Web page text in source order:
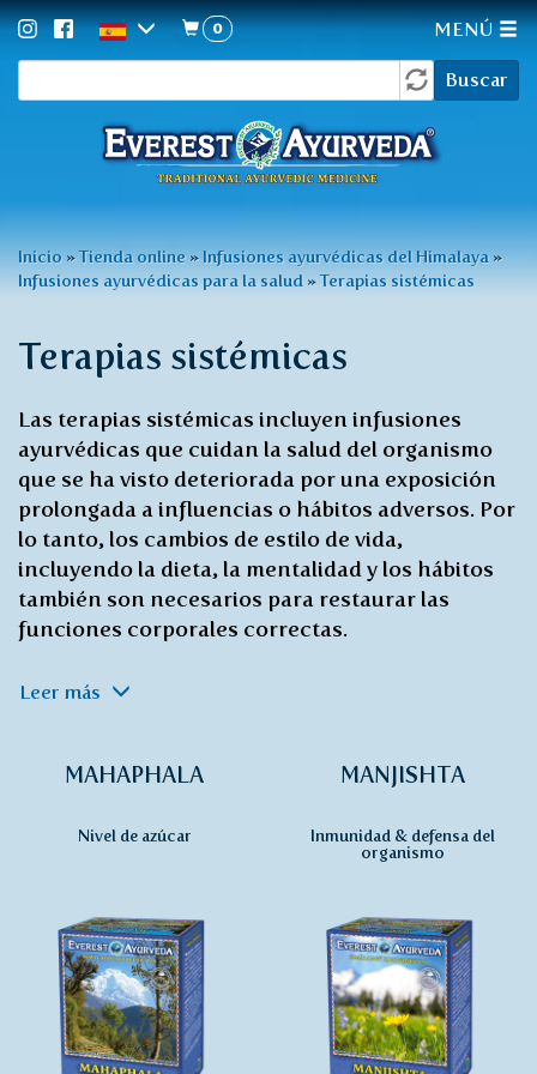
de
búsqueda
Buscar
0 MENÚ
Usted
está
Inicio »Tienda online »Infusiones ayurvédicas del Himalaya »
Infusiones ayurvédicas para la salud »Terapias sistémicas
Terapias sistémicas
Las terapias sistémicas incluyen infusiones
ayurvédicas que cuidan la salud del organismo
que se ha visto deteriorada por una exposición
prolongada a influencias o hábitos adversos. Por
lo tanto, los cambios de estilo de vida,
incluyendo la dieta, la mentalidad y los hábitos
también son necesarios para restaurar las
funciones corporales correctas.
Leer más
MAHAPHALA
Nivel de azúcar
MANJISHTA
Inmunidad & defensa del
organismo